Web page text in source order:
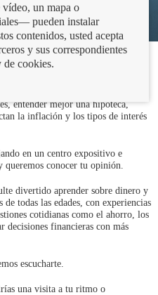
entender mejor una hipoteca,
la inflación y los tipos de interés
en un centro expositivo e
queremos conocer tu opinión.
divertido aprender sobre dinero y
todas las edades, con experiencias
cotidianas como el ahorro, los
decisiones financieras con más
escucharte.
una visita a tu ritmo o
un mapa o
pueden instalar
contenidos, usted acepta
y sus correspondientes
cookies.